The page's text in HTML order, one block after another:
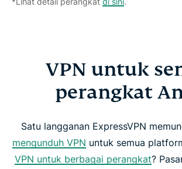
VPN untuk
perangkat
Satu langganan ExpressVPN
mengunduh VPN untuk semua
VPN untuk berbagai perangkat?